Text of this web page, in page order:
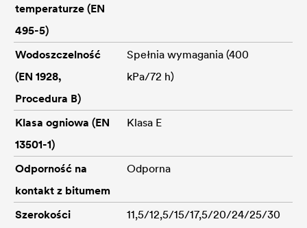
temperaturze (EN
495-5)
Wodoszczelność
(EN 1928,
Procedura B)
Spełnia wymagania (400
kPa/72 h)
Klasa ogniowa (EN
13501-1)
Klasa E
Odporność na
kontakt z bitumem
Odporna
Szerokości
11,5/12,5/15/17,5/20/24/25/30